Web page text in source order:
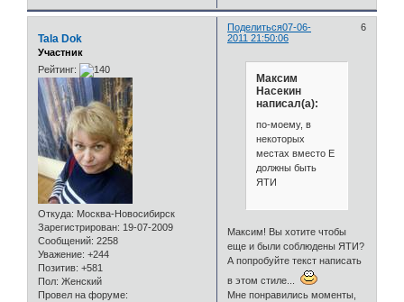
Поделиться 6
07-06-
2011 21:50:06
Tala Dok
Участник
Рейтинг:
Откуда: Москва-Новосибирск
Зарегистрирован: 19-07-2009
Сообщений: 2258
Уважение: +244
Позитив: +581
Пол: Женский
Провел на форуме:
Максим
Насекин
написал(а):
по-моему, в
некоторых
местах вместо Е
должны быть
ЯТИ
Максим! Вы хотите чтобы
еще и были соблюдены ЯТИ?
А попробуйте текст написать
в этом стиле...
Мне понравились моменты,